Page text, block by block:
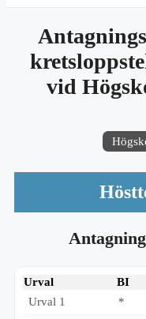
vid
Urval BI
Urval 1
*